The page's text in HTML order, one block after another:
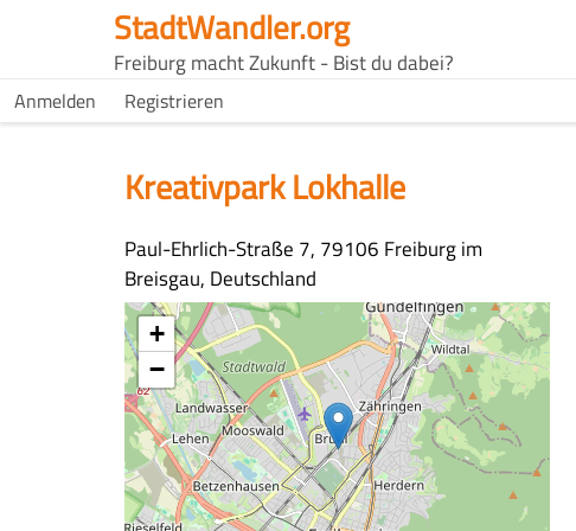
StadtWandler.org
Freiburg macht Zukunft - Bist du dabei?
H4C
Main
H4C
Anmelden Registrieren
Kreativpark Lokhalle
Adresse
Paul-Ehrlich-Straße 7, 79106 Freiburg im
Breisgau, Deutschland
Koordinaten
+
−